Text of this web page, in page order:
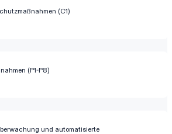
(C1)
(P1-P8)
und automatisierte